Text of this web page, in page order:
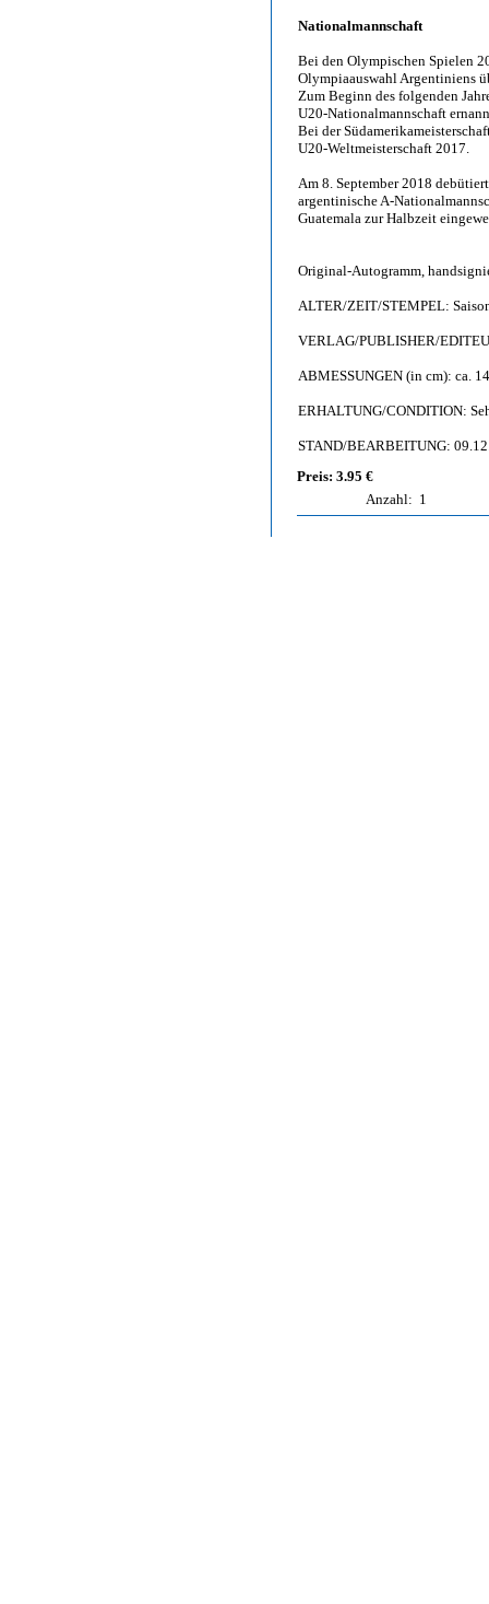
Nationalmannschaft
Bei den Olympischen Spielen
Olympiaauswahl Argentiniens
Zum Beginn des folgenden
U20-Nationalmannschaft
Bei der
U20-Weltmeisterschaft 2017.
Am 8. September 2018
argentinische A-
Guatemala zur Halbzeit
Original-Autogramm,
ALTER/ZEIT/STEMPEL:
VERLAG/PUBLISHER/
ABMESSUNGEN (in cm): ca.
ERHALTUNG/CONDITION:
STAND/BEARBEITUNG:
Preis: 3.95 €
Anzahl: 1